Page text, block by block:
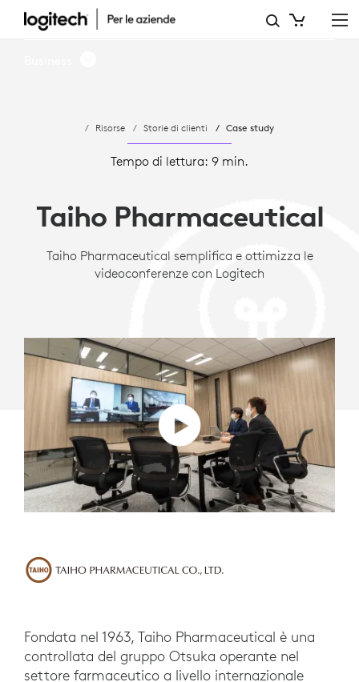
CASE
ADOTTA
SOLUZIONI
LOGITECH
PER
CON
MICROSOFT
TEAMS
Risorse Storie di clienti Case study
Tempo di lettura: 9 min.
Taiho Pharmaceutical
Taiho Pharmaceutical semplifica e ottimizza le
videoconferenze con Logitech
Fondata nel 1963, Taiho Pharmaceutical è una
controllata del gruppo Otsuka operante nel
settore farmaceutico a livello internazionale